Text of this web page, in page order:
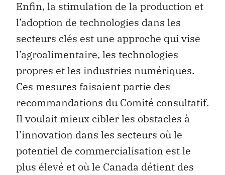
Enfin, la stimulation de la production et
l’adoption de technologies dans les
secteurs clés est une approche qui vise
l’agroalimentaire, les technologies
propres et les industries numériques.
Ces mesures faisaient partie des
recommandations du Comité consultatif.
Il voulait mieux cibler les obstacles à
l’innovation dans les secteurs où le
potentiel de commercialisation est le
plus élevé et où le Canada détient des